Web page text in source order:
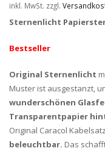
inkl. MwSt. zzgl.
Sternenlicht
Bestseller
Original Sternenlicht
Muster ist ausgestanzt,
wunderschönen
Transparentpapier
Original Caracol
beleuchtbar. Das